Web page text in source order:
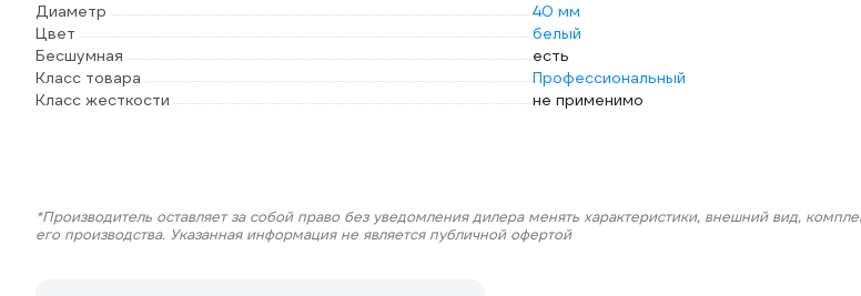
Диаметр
40 мм
Цвет
белый
Бесшумная
есть
Класс товара
Профессиональный
Класс жесткости
не применимо
*Производитель оставляет за собой право без уведомления дилера менять характеристики, внешний вид,
его производства. Указанная информация не является публичной офертой